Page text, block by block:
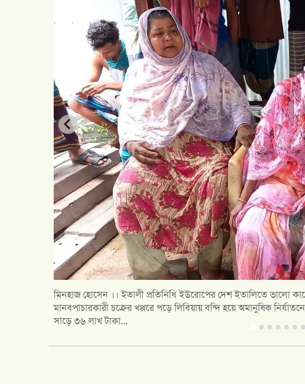
৫২বাংলা ডেস্ক :আজ থেকে সংযুক্ত আরব আমিরাতপ্রবাসী বাংলাদেশিদের
আইন, প্রবাসী অধিকার ও দৈনন্দিন জীবনের সমস্যা নিয়ে পর্যায়ক্রমে
জটিলতা নিয়ে। সংযুক্ত আরব...